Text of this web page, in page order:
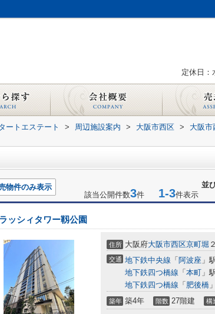
定休日：
ートエステート > 周辺施設案内 > 大阪市西区 > 大阪市
並
物件のみ表示
該当公開件数3件 1-3件表示
ッシィタワー靱公園
住所 大阪府大阪市西区京町堀
交通 地下鉄中央線 「 阿波座 」
地下鉄四つ橋線 「 本町 」
地下鉄四つ橋線 「 肥後橋
築年 築4年 階数 27階建 構